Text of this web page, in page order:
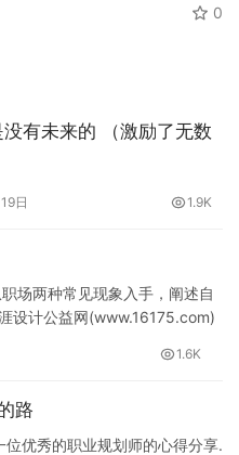
0
有未来的 （激励了无数
日 1.9K
场两种常见现象入手，阐述自
设计公益网(www.16175.com)
1.6K
路
优秀的职业规划师的心得分享.